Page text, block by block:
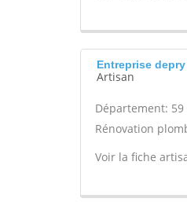
Entreprise
Artisan
Département: 59
Rénovation
Voir la fiche